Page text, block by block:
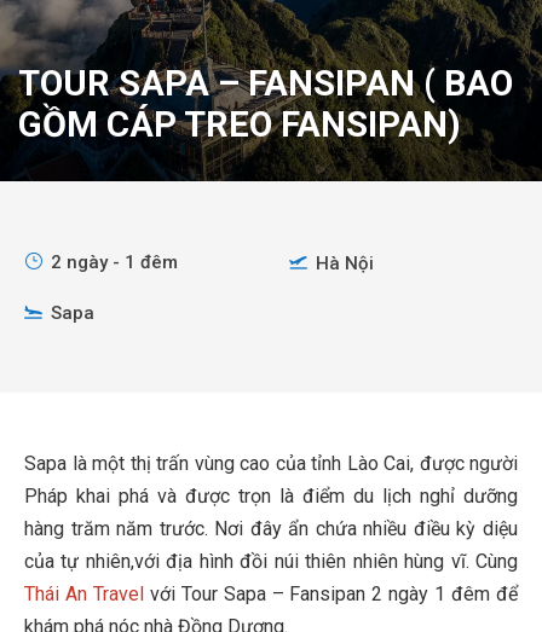
TOUR SAPA – FANSIPAN ( BAO
GỒM CÁP TREO FANSIPAN)
2 ngày - 1 đêm Hà Nội
Sapa
Sapa là một thị trấn vùng cao của tỉnh Lào Cai, được người
Pháp khai phá và được trọn là điểm du lịch nghỉ dưỡng
hàng trăm năm trước. Nơi đây ẩn chứa nhiều điều kỳ diệu
của tự nhiên,với địa hình đồi núi thiên nhiên hùng vĩ. Cùng
Thái An Travel với Tour Sapa – Fansipan 2 ngày 1 đêm để
khám phá nóc nhà Đồng Dương.